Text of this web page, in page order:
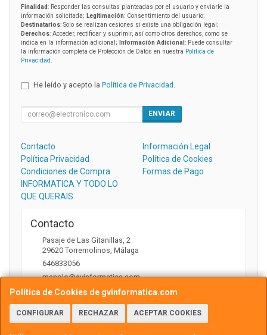
Política de Cookies de gvinformatica.com
CONFIGURAR RECHAZAR ACEPTAR COOKIES
Finalidad: Responder las consultas planteadas por el usuario y enviarle la
información solicitada; Legitimación: Consentimiento del usuario;
Destinatarios: Solo se realizan cesiones si existe una obligación legal;
Derechos: Acceder, rectificar y suprimir, así como otros derechos, como se
indica en la información adicional;
Información Adicional : Puede consultar
la información completa de Protección de Datos en nuestra Política de
Privacidad
He leído y acepto la Política de Privacidad
ENVIAR
Contacto
Información Legal
Política Privacidad
Política de Cookies
Condiciones de Compra
Formas de Pago
INFORMATICA Y TODO LO
QUE QUERAIS
Contacto
Pasaje de Las Gitanillas, 2
29620 Torremolinos Málaga
646833056
manolo@gvinformatica.com
Horario